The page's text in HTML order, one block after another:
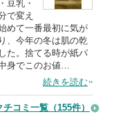
豆乳・
で変え
めて一番最初に気が
、今年の冬は肌の乾
た。捨てる時が紙パ
身でこのお値…
続きを読む
チコミ一覧 （155件）